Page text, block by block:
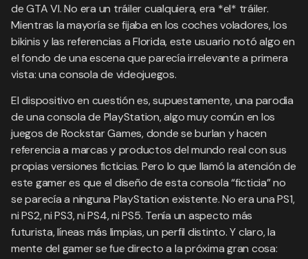
de GTA VI. No era un tráiler cualquiera, era *el* tráiler.
Mientras la mayoría se fijaba en los coches voladores, los
bikinis y las referencias a Florida, este usuario notó algo en
el fondo de una escena que parecía irrelevante a primera
vista: una consola de videojuegos.
El dispositivo en cuestión es, supuestamente, una parodia
de una consola de PlayStation, algo muy común en los
juegos de Rockstar Games, donde se burlan y hacen
referencia a marcas y productos del mundo real con sus
propias versiones ficticias. Pero lo que llamó la atención de
este gamer es que el diseño de esta consola “ficticia” no
se parecía a ninguna PlayStation existente. No era una PS1,
ni PS2, ni PS3, ni PS4, ni PS5. Tenía un aspecto más
futurista, líneas más limpias, un perfil distinto. Y claro, la
mente del gamer se fue directo a la próxima gran cosa: